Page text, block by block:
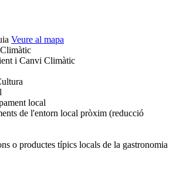
Veure al mapa